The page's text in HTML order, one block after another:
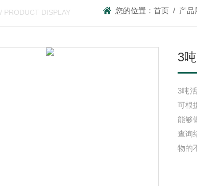
/ PRODUCT DISPLAY 您的位置：首页 / 产品
3
3吨
可根
能够
查询
物的